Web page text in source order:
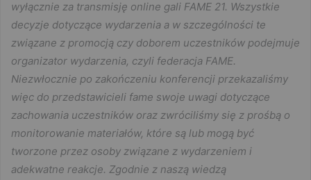
wyłącznie za transmisję online gali FAME 21. Wszystkie
decyzje dotyczące wydarzenia a w szczególności te
związane z promocją czy doborem uczestników podejmuje
organizator wydarzenia, czyli federacja FAME.
Niezwłocznie po zakończeniu konferencji przekazaliśmy
więc do przedstawicieli fame swoje uwagi dotyczące
zachowania uczestników oraz zwróciliśmy się z prośbą o
monitorowanie materiałów, które są lub mogą być
tworzone przez osoby związane z wydarzeniem i
adekwatne reakcje. Zgodnie z naszą wiedzą